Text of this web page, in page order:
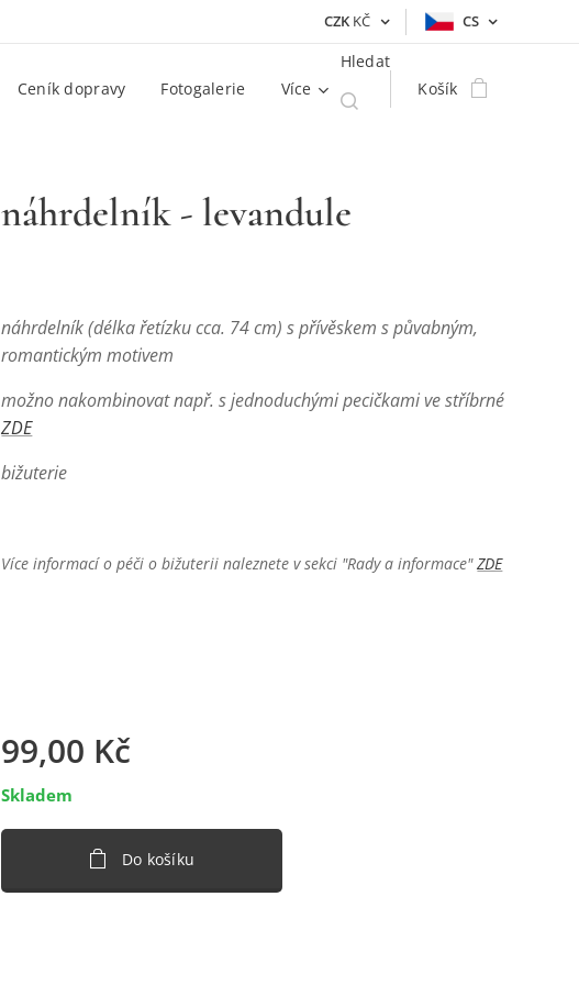
CZK KČ CS
Ceník dopravy Fotogalerie Více
Hledat
Košík
náhrdelník - levandule
náhrdelník (délka řetízku cca. 74 cm) s přívěskem s půvabným,
romantickým motivem
možno nakombinovat např. s jednoduchými pecičkami ve stříbrné
ZDE
bižuterie
Více informací o péči o bižuterii naleznete v sekci "Rady a informace"ZDE
99,00 Kč
Skladem
Do košíku